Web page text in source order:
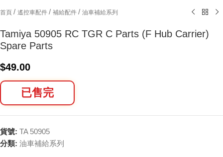
首頁 / 遙控車配件 / 補給配件 / 油車補給系列
Tamiya 50905 RC TGR C Parts (F Hub Carrier)
Spare Parts
$49.00
已售完
貨號: TA 50905
分類: 油車補給系列